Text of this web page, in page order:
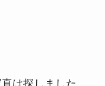
は探しました